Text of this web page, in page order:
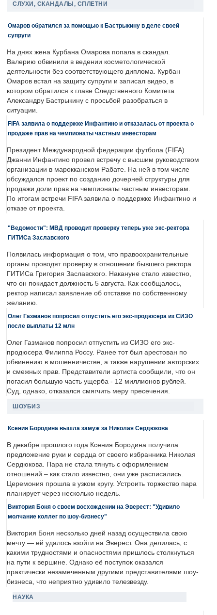
СЛУХИ, СКАНДАЛЫ, СПЛЕТНИ
Омаров обратился за помощью к Бастрыкину в деле своей
супруги
На днях жена Курбана Омарова попала в скандал.
Валерию обвинили в ведении косметологической
деятельности без соответствующего диплома. Курбан
Омаров встал на защиту супруги и записал видео, в
котором обратился к главе Следственного Комитета
Александру Бастрыкину с просьбой разобраться в
ситуации.
FIFA заявила о поддержке Инфантино и отказалась от проекта о
продаже прав на чемпионаты частным инвесторам
Президент Международной федерации футбола (FIFA)
Джанни Инфантино провел встречу с высшим руководством
организации в марокканском Рабате. На ней в том числе
обсуждался проект по созданию дочерней структуры для
продажи доли прав на чемпионаты частным инвесторам.
По итогам встречи FIFA заявила о поддержке Инфантино и
отказе от проекта.
"Ведомости": МВД проводит проверку теперь уже экс-ректора
ГИТИСа Заславского
Появилась информация о том, что правоохранительные
органы проводят проверку в отношении бывшего ректора
ГИТИСа Григория Заславского. Накануне стало известно,
что он покидает должность 5 августа. Как сообщалось,
ректор написал заявление об отставке по собственному
желанию.
Олег Газманов попросил отпустить его экс-продюсера из СИЗО
после выплаты 12 млн
Олег Газманов попросил отпустить из СИЗО его экс-
продюсера Филиппа Россу. Ранее тот был арестован по
обвинению в мошенничестве, а также нарушении авторских
и смежных прав. Представители артиста сообщили, что он
погасил большую часть ущерба - 12 миллионов рублей.
Суд, однако, отказался смягчить меру пресечения.
ШОУБИЗ
Ксения Бородина вышла замуж за Николая Сердюкова
В декабре прошлого года Ксения Бородина получила
предложение руки и сердца от своего избранника Николая
Сердюкова. Пара не стала тянуть с оформлением
отношений – как стало известно, они уже расписались.
Церемония прошла в узком кругу. Устроить торжество пара
планирует через несколько недель.
Виктория Боня о своем восхождении на Эверест: "Удивило
молчание коллег по шоу-бизнесу"
Виктория Боня несколько дней назад осуществила свою
мечту — ей удалось взойти на Эверест. Она делилась, с
какими трудностями и опасностями пришлось столкнуться
на пути к вершине. Однако её поступок оказался
практически незамеченным другими представителями шоу-
бизнеса, что неприятно удивило телезвезду.
НАУКА